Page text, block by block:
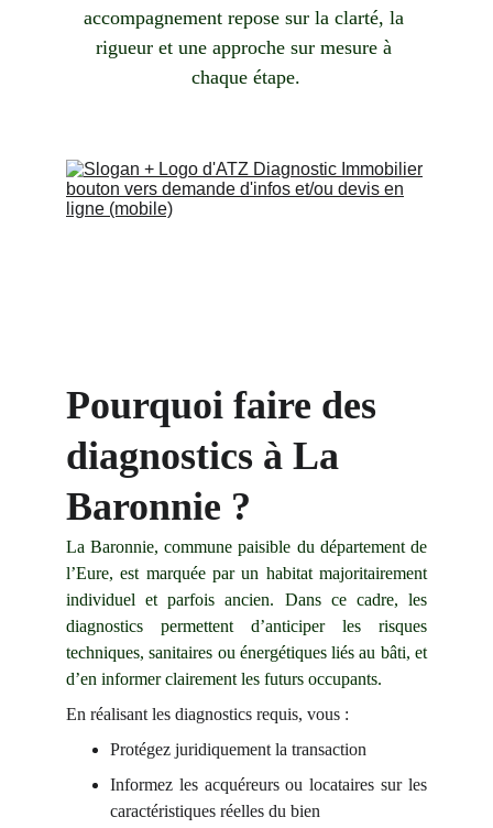
accompagnement repose sur la clarté, la
rigueur et une approche sur mesure à
chaque étape.
Pourquoi faire des
diagnostics à La
Baronnie ?
La Baronnie, commune paisible du département de
l’Eure, est marquée par un habitat majoritairement
individuel et parfois ancien. Dans ce cadre, les
diagnostics permettent d’anticiper les risques
techniques, sanitaires ou énergétiques liés au bâti, et
d’en informer clairement les futurs occupants.
En réalisant les diagnostics requis, vous :
Protégez juridiquement la transaction
Informez les acquéreurs ou locataires sur les
caractéristiques réelles du bien